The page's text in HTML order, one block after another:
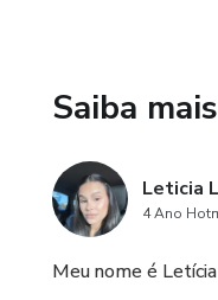
- Quantas vezes e
Saiba
Leticia
4 Ano
Meu nome é